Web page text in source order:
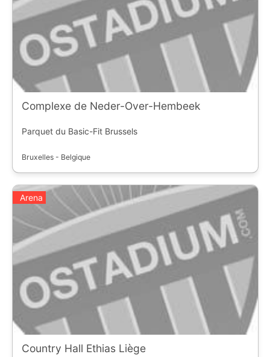
Complexe de Neder-Over-Hembeek
Parquet du Basic-Fit Brussels
Bruxelles - Belgique
Arena
Country Hall Ethias Liège